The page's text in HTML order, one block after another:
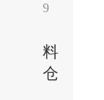
9
料
仓